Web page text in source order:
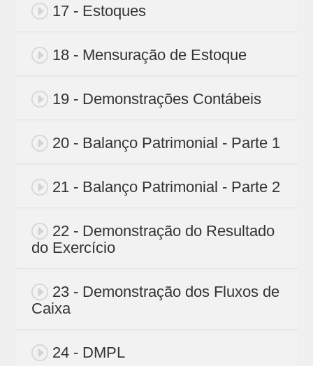
17 - Estoques
18 - Mensuração de Estoque
19 - Demonstrações Contábeis
20 - Balanço Patrimonial - Parte 1
21 - Balanço Patrimonial - Parte 2
22 - Demonstração do Resultado
do Exercício
23 - Demonstração dos Fluxos de
Caixa
24 - DMPL